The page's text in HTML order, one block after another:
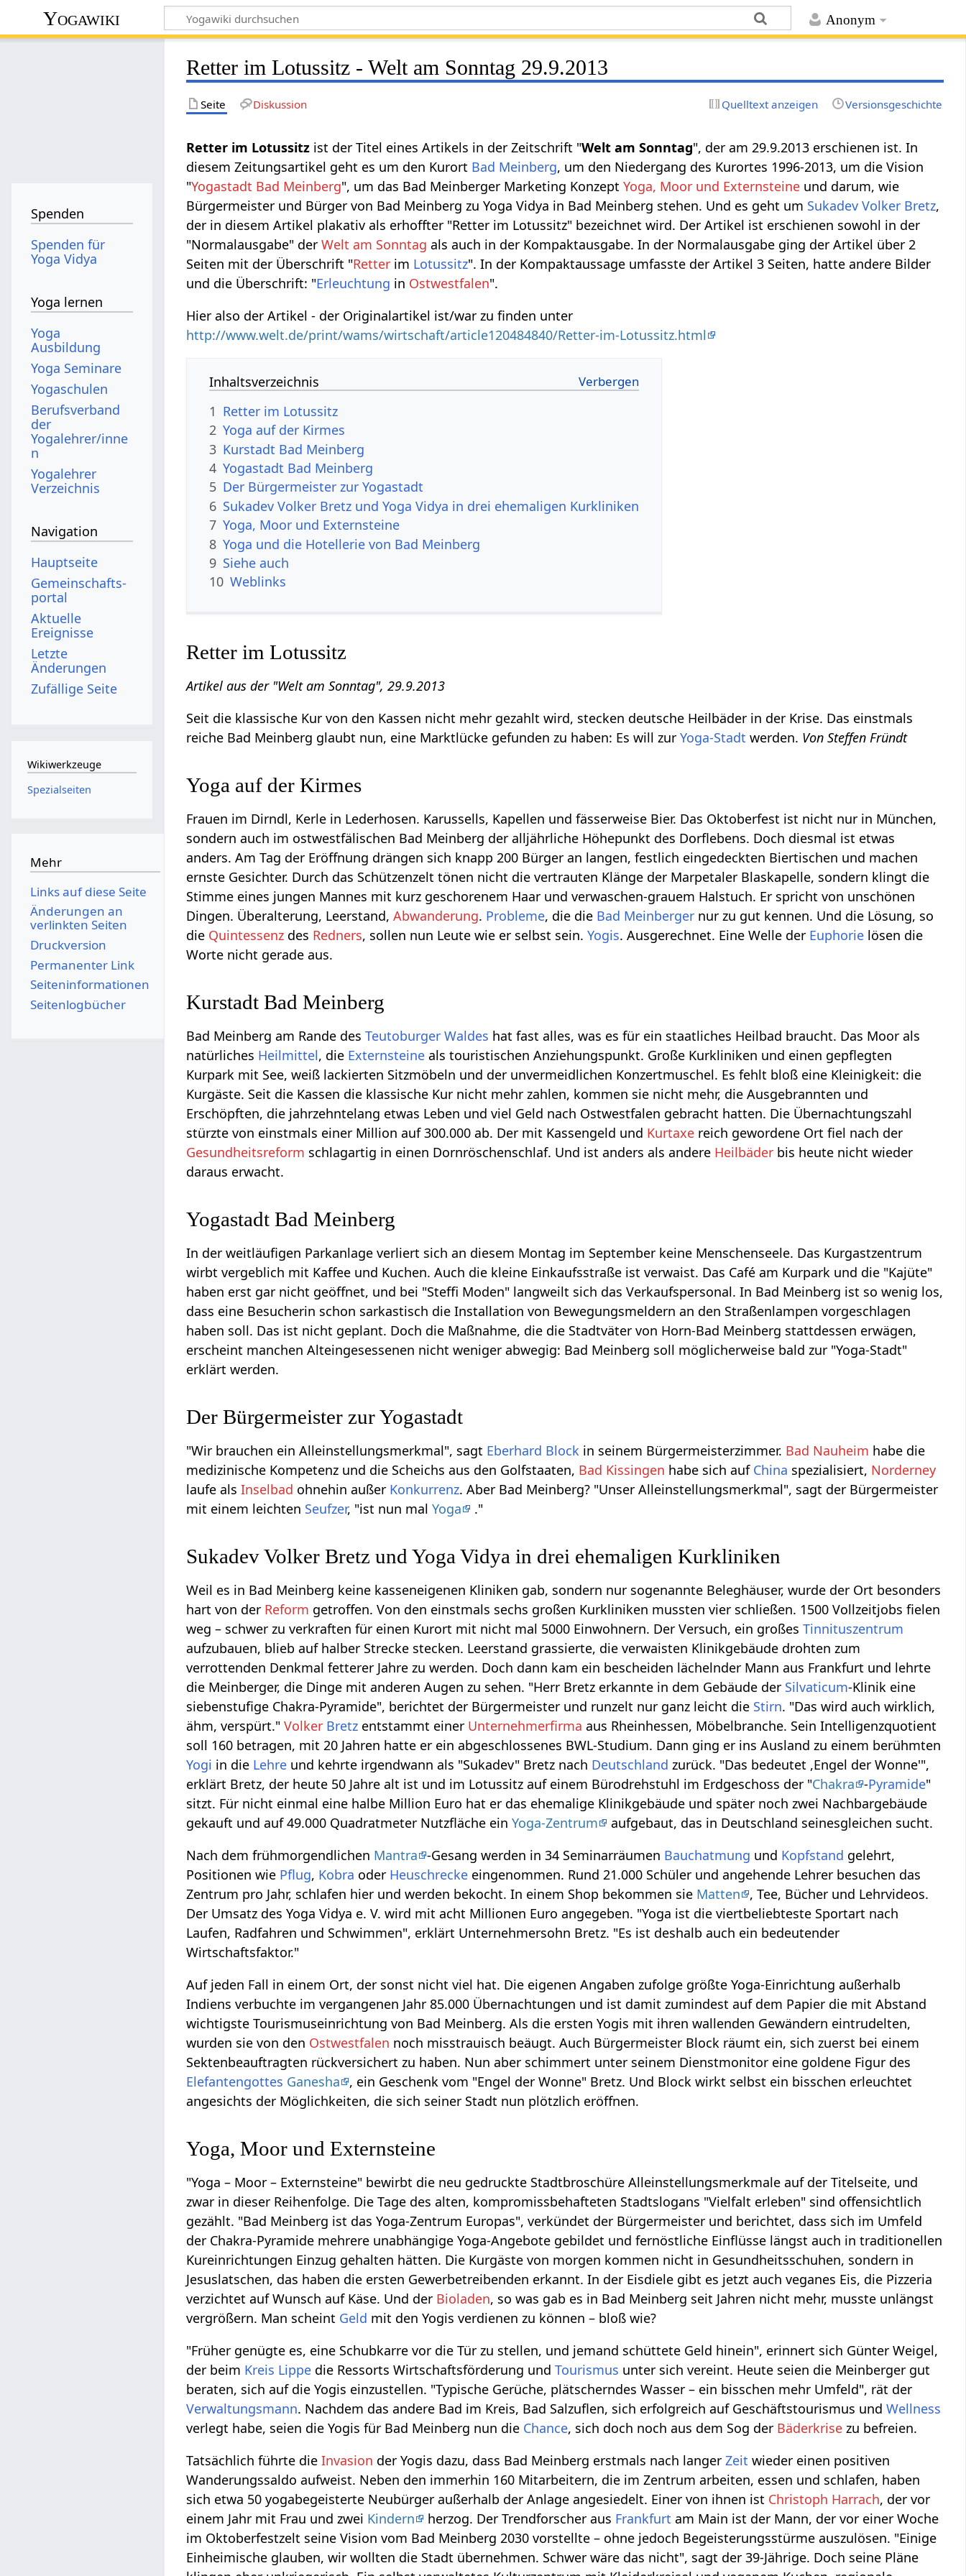
Anonym
Yogawiki
Retter im Lotussitz - Welt am Sonntag 29.9.2013
Seite Diskussion Quelltext anzeigen Versionsgeschichte
Retter im Lotussitz ist der Titel eines Artikels in der Zeitschrift "Welt am Sonntag", der am 29.9.2013 erschienen ist. In
diesem Zeitungsartikel geht es um den Kurort Bad Meinberg, um den Niedergang des Kurortes 1996-2013, um die Vision
"Yogastadt Bad Meinberg", um das Bad Meinberger Marketing KonzeptYoga, Moor und Externsteine und darum, wie
Bürgermeister und Bürger von Bad Meinberg zu Yoga Vidya in Bad Meinberg stehen. Und es geht um Sukadev Volker Bretz,
der in diesem Artikel plakativ als erhoffter "Retter im Lotussitz" bezeichnet wird. Der Artikel ist erschienen sowohl in der
"Normalausgabe" derWelt am Sonntag als auch in der Kompaktausgabe. In der Normalausgabe ging der Artikel über 2
Seiten mit der Überschrift "Retter im Lotussitz". In der Kompaktaussage umfasste der Artikel 3 Seiten, hatte andere Bilder
und die Überschrift: "Erleuchtung in Ostwestfalen".
Hier also der Artikel - der Originalartikel ist/war zu finden unter
http://www.welt.de/print/wams/wirtschaft/article120484840/Retter-im-Lotussitz.html
Inhaltsverzeichnis
1 Retter im Lotussitz
2 Yoga auf der Kirmes
3 Kurstadt Bad Meinberg
4 Yogastadt Bad Meinberg
5 Der Bürgermeister zur Yogastadt
6 Sukadev Volker Bretz und Yoga Vidya in drei ehemaligen Kurkliniken
7 Yoga, Moor und Externsteine
8 Yoga und die Hotellerie von Bad Meinberg
9 Siehe auch
10 Weblinks
Retter im Lotussitz
Artikel aus der "Welt am Sonntag", 29.9.2013
Seit die klassische Kur von den Kassen nicht mehr gezahlt wird, stecken deutsche Heilbäder in der Krise. Das einstmals
reiche Bad Meinberg glaubt nun, eine Marktlücke gefunden zu haben: Es will zurYoga-Stadt werden. Von Steffen Fründt
Yoga auf der Kirmes
Frauen im Dirndl, Kerle in Lederhosen. Karussells, Kapellen und fässerweise Bier. Das Oktoberfest ist nicht nur in München,
sondern auch im ostwestfälischen Bad Meinberg der alljährliche Höhepunkt des Dorflebens. Doch diesmal ist etwas
anders. Am Tag der Eröffnung drängen sich knapp 200 Bürger an langen, festlich eingedeckten Biertischen und machen
ernste Gesichter. Durch das Schützenzelt tönen nicht die vertrauten Klänge der Marpetaler Blaskapelle, sondern klingt die
Stimme eines jungen Mannes mit kurz geschorenem Haar und verwaschen-grauem Halstuch. Er spricht von unschönen
Dingen. Überalterung, Leerstand,Abwanderung. Probleme, die die Bad Meinberger nur zu gut kennen. Und die Lösung, so
die Quintessenz des Redners, sollen nun Leute wie er selbst sein.Yogis. Ausgerechnet. Eine Welle der Euphorie lösen die
Worte nicht gerade aus.
Kurstadt Bad Meinberg
Bad Meinberg am Rande desTeutoburger Waldes hat fast alles, was es für ein staatliches Heilbad braucht. Das Moor als
natürliches Heilmittel, die Externsteine als touristischen Anziehungspunkt. Große Kurkliniken und einen gepflegten
Kurpark mit See, weiß lackierten Sitzmöbeln und der unvermeidlichen Konzertmuschel. Es fehlt bloß eine Kleinigkeit: die
Kurgäste. Seit die Kassen die klassische Kur nicht mehr zahlen, kommen sie nicht mehr, die Ausgebrannten und
Erschöpften, die jahrzehntelang etwas Leben und viel Geld nach Ostwestfalen gebracht hatten. Die Übernachtungszahl
stürzte von einstmals einer Million auf 300.000 ab. Der mit Kassengeld und Kurtaxe reich gewordene Ort fiel nach der
Gesundheitsreform schlagartig in einen Dornröschenschlaf. Und ist anders als andere Heilbäder bis heute nicht wieder
daraus erwacht.
Yogastadt Bad Meinberg
In der weitläufigen Parkanlage verliert sich an diesem Montag im September keine Menschenseele. Das Kurgastzentrum
wirbt vergeblich mit Kaffee und Kuchen. Auch die kleine Einkaufsstraße ist verwaist. Das Café am Kurpark und die "Kajüte"
haben erst gar nicht geöffnet, und bei "Steffi Moden" langweilt sich das Verkaufspersonal. In Bad Meinberg ist so wenig los,
dass eine Besucherin schon sarkastisch die Installation von Bewegungsmeldern an den Straßenlampen vorgeschlagen
haben soll. Das ist nicht geplant. Doch die Maßnahme, die die Stadtväter von Horn-Bad Meinberg stattdessen erwägen,
erscheint manchen Alteingesessenen nicht weniger abwegig: Bad Meinberg soll möglicherweise bald zur "Yoga-Stadt"
erklärt werden.
Der Bürgermeister zur Yogastadt
"Wir brauchen ein Alleinstellungsmerkmal", sagt Eberhard Block in seinem Bürgermeisterzimmer. Bad Nauheim habe die
medizinische Kompetenz und die Scheichs aus den Golfstaaten, Bad Kissingen habe sich auf China spezialisiert, Norderney
laufe alsInselbad ohnehin außer Konkurrenz. Aber Bad Meinberg? "Unser Alleinstellungsmerkmal", sagt der Bürgermeister
mit einem leichten Seufzer, "ist nun malYoga ."
Sukadev Volker Bretz und Yoga Vidya in drei ehemaligen Kurkliniken
Weil es in Bad Meinberg keine kasseneigenen Kliniken gab, sondern nur sogenannte Beleghäuser, wurde der Ort besonders
hart von der Reform getroffen. Von den einstmals sechs großen Kurkliniken mussten vier schließen. 1500 Vollzeitjobs fielen
weg – schwer zu verkraften für einen Kurort mit nicht mal 5000 Einwohnern. Der Versuch, ein großesTinnituszentrum
aufzubauen, blieb auf halber Strecke stecken. Leerstand grassierte, die verwaisten Klinikgebäude drohten zum
verrottenden Denkmal fetterer Jahre zu werden. Doch dann kam ein bescheiden lächelnder Mann aus Frankfurt und lehrte
die Meinberger, die Dinge mit anderen Augen zu sehen. "Herr Bretz erkannte in dem Gebäude der Silvaticum-Klinik eine
siebenstufige Chakra-Pyramide", berichtet der Bürgermeister und runzelt nur ganz leicht die Stirn. "Das wird auch wirklich,
ähm, verspürt."Volker Bretz entstammt einer Unternehmerfirma aus Rheinhessen, Möbelbranche. Sein Intelligenzquotient
soll 160 betragen, mit 20 Jahren hatte er ein abgeschlossenes BWL-Studium. Dann ging er ins Ausland zu einem berühmten
Yogi in die Lehre und kehrte irgendwann als "Sukadev" Bretz nach Deutschland zurück. "Das bedeutet ,Engel der Wonne'",
erklärt Bretz, der heute 50 Jahre alt ist und im Lotussitz auf einem Bürodrehstuhl im Erdgeschoss der "Chakra -Pyramide"
sitzt. Für nicht einmal eine halbe Million Euro hat er das ehemalige Klinikgebäude und später noch zwei Nachbargebäude
gekauft und auf 49.000 Quadratmeter Nutzfläche einYoga-Zentrum
aufgebaut, das in Deutschland seinesgleichen sucht.
Nach dem frühmorgendlichen Mantra -Gesang werden in 34 Seminarräumen Bauchatmung und Kopfstand gelehrt,
Positionen wie Pflug, Kobra oder Heuschrecke eingenommen. Rund 21.000 Schüler und angehende Lehrer besuchen das
Zentrum pro Jahr, schlafen hier und werden bekocht. In einem Shop bekommen sie Matten
, Tee, Bücher und Lehrvideos.
Der Umsatz des Yoga Vidya e. V. wird mit acht Millionen Euro angegeben. "Yoga ist die viertbeliebteste Sportart nach
Laufen, Radfahren und Schwimmen", erklärt Unternehmersohn Bretz. "Es ist deshalb auch ein bedeutender
Wirtschaftsfaktor."
Auf jeden Fall in einem Ort, der sonst nicht viel hat. Die eigenen Angaben zufolge größte Yoga-Einrichtung außerhalb
Indiens verbuchte im vergangenen Jahr 85.000 Übernachtungen und ist damit zumindest auf dem Papier die mit Abstand
wichtigste Tourismuseinrichtung von Bad Meinberg. Als die ersten Yogis mit ihren wallenden Gewändern eintrudelten,
wurden sie von den Ostwestfalen noch misstrauisch beäugt. Auch Bürgermeister Block räumt ein, sich zuerst bei einem
Sektenbeauftragten rückversichert zu haben. Nun aber schimmert unter seinem Dienstmonitor eine goldene Figur des
Elefantengottes Ganesha
, ein Geschenk vom "Engel der Wonne" Bretz. Und Block wirkt selbst ein bisschen erleuchtet
angesichts der Möglichkeiten, die sich seiner Stadt nun plötzlich eröffnen.
Yoga, Moor und Externsteine
"Yoga – Moor – Externsteine" bewirbt die neu gedruckte Stadtbroschüre Alleinstellungsmerkmale auf der Titelseite, und
zwar in dieser Reihenfolge. Die Tage des alten, kompromissbehafteten Stadtslogans "Vielfalt erleben" sind offensichtlich
gezählt. "Bad Meinberg ist das Yoga-Zentrum Europas", verkündet der Bürgermeister und berichtet, dass sich im Umfeld
der Chakra-Pyramide mehrere unabhängige Yoga-Angebote gebildet und fernöstliche Einflüsse längst auch in traditionellen
Kureinrichtungen Einzug gehalten hätten. Die Kurgäste von morgen kommen nicht in Gesundheitsschuhen, sondern in
Jesuslatschen, das haben die ersten Gewerbetreibenden erkannt. In der Eisdiele gibt es jetzt auch veganes Eis, die Pizzeria
verzichtet auf Wunsch auf Käse. Und der Bioladen, so was gab es in Bad Meinberg seit Jahren nicht mehr, musste unlängst
vergrößern. Man scheint Geld mit den Yogis verdienen zu können – bloß wie?
"Früher genügte es, eine Schubkarre vor die Tür zu stellen, und jemand schüttete Geld hinein", erinnert sich Günter Weigel,
der beim Kreis Lippe die Ressorts Wirtschaftsförderung undTourismus unter sich vereint. Heute seien die Meinberger gut
beraten, sich auf die Yogis einzustellen. "Typische Gerüche, plätscherndes Wasser – ein bisschen mehr Umfeld", rät der
Verwaltungsmann. Nachdem das andere Bad im Kreis, Bad Salzuflen, sich erfolgreich auf Geschäftstourismus undWellness
verlegt habe, seien die Yogis für Bad Meinberg nun die Chance, sich doch noch aus dem Sog der Bäderkrise zu befreien.
Tatsächlich führte dieInvasion der Yogis dazu, dass Bad Meinberg erstmals nach langerZeit wieder einen positiven
Wanderungssaldo aufweist. Neben den immerhin 160 Mitarbeitern, die im Zentrum arbeiten, essen und schlafen, haben
sich etwa 50 yogabegeisterte Neubürger außerhalb der Anlage angesiedelt. Einer von ihnen ist Christoph Harrach, der vor
einem Jahr mit Frau und zwei Kindern herzog. Der Trendforscher aus Frankfurt am Main ist der Mann, der vor einer Woche
im Oktoberfestzelt seine Vision vom Bad Meinberg 2030 vorstellte – ohne jedoch Begeisterungsstürme auszulösen. "Einige
Einheimische glauben, wir wollten die Stadt übernehmen. Schwer wäre das nicht", sagt der 39-Jährige. Doch seine Pläne
Spenden
Spenden für
Yoga Vidya
Yoga lernen
Yoga
Ausbildung
Yoga Seminare
Yogaschulen
Berufsverband
der
Yogalehrer/inne
n
Yogalehrer
Verzeichnis
Navigation
Hauptseite
Gemeinschafts­
portal
Aktuelle
Ereignisse
Letzte
Änderungen
Zufällige Seite
Wikiwerkzeuge
Spezialseiten
Mehr
Links auf diese Seite
Änderungen an
verlinkten Seiten
Druckversion
Permanenter Link
Seiten­­informationen
Seitenlogbücher